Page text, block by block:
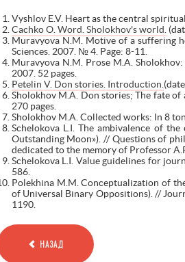
Vyshlov E.V. Heart as the central
Cachko O. Word. Sholokhov's world.
Muravyova N.M. Motive of a suffering
Sciences. 2007. № 4. Page: 8-11.
Muravyova N.M. Prose M.A.
2007. 52 pages.
Petelin V. Don stories. Introduction.
Sholokhov M.A. Don stories; The fate
270 pages.
Sholokhov M.A. Collected works: In 8
Schelokova L.I. The ambivalence of
Outstanding Moon»). // Questions of
dedicated to the memory of Professor
Schelokova L.I. Value guidelines for
586.
Polekhina M.M. Conceptualization of
of Universal Binary Oppositions). //
1190.
НАЗАД